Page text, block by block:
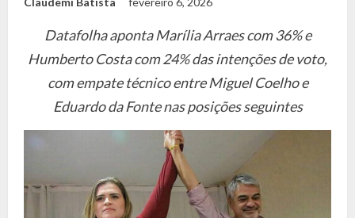
Datafolha aponta Marília Arraes com 36% e
Humberto Costa com 24% das intenções de voto,
com empate técnico entre Miguel Coelho e
Eduardo da Fonte nas posições seguintes